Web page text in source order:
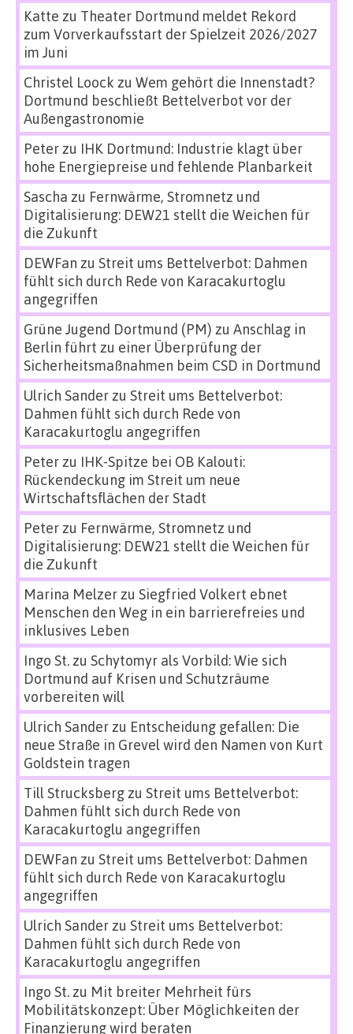
Katte zu Theater Dortmund meldet Rekord
zum Vorverkaufsstart der Spielzeit 2026/2027
im Juni
Christel Loock zu Wem gehört die Innenstadt?
Dortmund beschließt Bettelverbot vor der
Außengastronomie
Peterzu IHK Dortmund: Industrie klagt über
hohe Energiepreise und fehlende Planbarkeit
Sascha zu Fernwärme, Stromnetz und
Digitalisierung: DEW21 stellt die Weichen für
die Zukunft
DEWFan zu Streit ums Bettelverbot: Dahmen
fühlt sich durch Rede von Karacakurtoglu
angegriffen
Grüne Jugend Dortmund (PM) zu Anschlag in
Berlin führt zu einer Überprüfung der
Sicherheitsmaßnahmen beim CSD in Dortmund
Ulrich Sanderzu Streit ums Bettelverbot:
Dahmen fühlt sich durch Rede von
Karacakurtoglu angegriffen
Peterzu IHK-Spitze bei OB Kalouti:
Rückendeckung im Streit um neue
Wirtschaftsflächen der Stadt
Peterzu Fernwärme, Stromnetz und
Digitalisierung: DEW21 stellt die Weichen für
die Zukunft
Marina Melzerzu Siegfried Volkert ebnet
Menschen den Weg in ein barrierefreies und
inklusives Leben
Ingo St.zu Schytomyr als Vorbild: Wie sich
Dortmund auf Krisen und Schutzräume
vorbereiten will
Ulrich Sanderzu Entscheidung gefallen: Die
neue Straße in Grevel wird den Namen von Kurt
Goldstein tragen
Till Strucksbergzu Streit ums Bettelverbot:
Dahmen fühlt sich durch Rede von
Karacakurtoglu angegriffen
DEWFan zu Streit ums Bettelverbot: Dahmen
fühlt sich durch Rede von Karacakurtoglu
angegriffen
Ulrich Sanderzu Streit ums Bettelverbot:
Dahmen fühlt sich durch Rede von
Karacakurtoglu angegriffen
Ingo St.zu Mit breiter Mehrheit fürs
Mobilitätskonzept: Über Möglichkeiten der
Finanzierung wird beraten